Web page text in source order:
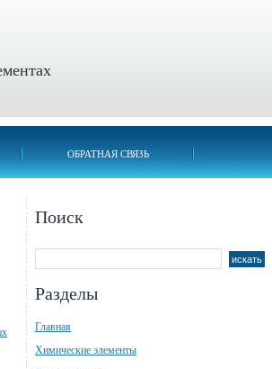
ОБРАТНАЯ СВЯЗЬ
Поиск
Разделы
Главная
Химические элементы